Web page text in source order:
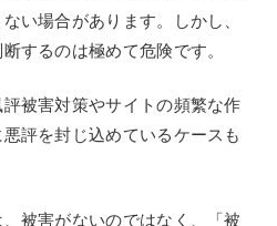
い場合があります。しかし、
するのは極めて危険です。
被害対策やサイトの頻繁な作
評を封じ込めているケースも
被害がないのではなく、「被